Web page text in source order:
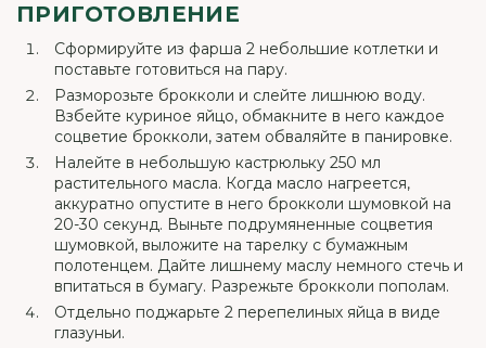
ПРИГОТОВЛЕНИЕ
Сформируйте из фарша 2 небольшие котлетки и
поставьте готовиться на пару.
Разморозьте брокколи и слейте лишнюю воду.
Взбейте куриное яйцо, обмакните в него каждое
соцветие брокколи, затем обваляйте в панировке.
Налейте в небольшую кастрюльку 250 мл
растительного масла. Когда масло нагреется,
аккуратно опустите в него брокколи шумовкой на
20-30 секунд. Выньте подрумяненные соцветия
шумовкой, выложите на тарелку с бумажным
полотенцем. Дайте лишнему маслу немного стечь и
впитаться в бумагу. Разрежьте брокколи пополам.
Отдельно поджарьте 2 перепелиных яйца в виде
глазуньи.